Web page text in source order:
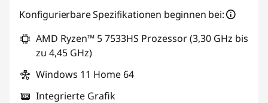
Konfigurierbare Spezifikationen beginnen bei:
AMD Ryzen™ 5 7533HS Prozessor (3,30 GHz bis
zu 4,45 GHz)
Windows 11 Home 64
Integrierte Grafik